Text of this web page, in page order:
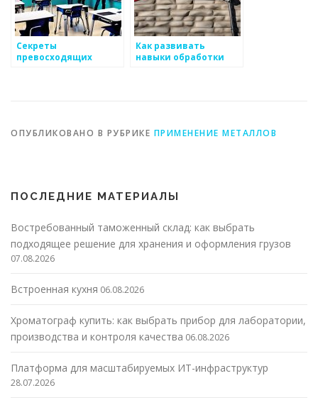
Секреты
превосходящих
Как развивать
навыки обработки
ОПУБЛИКОВАНО В РУБРИКЕ ПРИМЕНЕНИЕ МЕТАЛЛОВ
ПОСЛЕДНИЕ МАТЕРИАЛЫ
Востребованный таможенный склад: как выбрать
подходящее решение для хранения и оформления грузов
07.08.2026
Встроенная кухня 06.08.2026
Хроматограф купить: как выбрать прибор для лаборатории,
производства и контроля качества 06.08.2026
Платформа для масштабируемых ИТ-инфраструктур
28.07.2026